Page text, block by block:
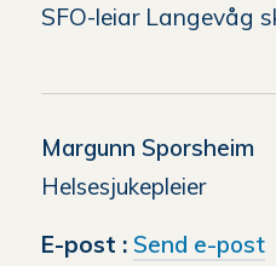
SFO-leiar Langevåg
Margunn Sporsheim
Helsesjukepleier
E-post
Send e-posttil